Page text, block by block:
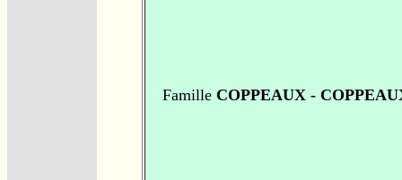
Famille COPPEAUX -